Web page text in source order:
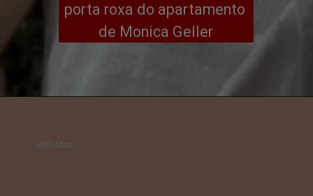
porta roxa do apartamento
de Monica Geller
HBO Max